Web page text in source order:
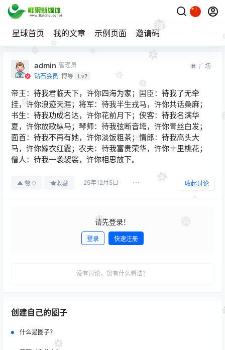
星球首页 我的文章 示例页面 邀请码
admin 管理员
钻石会员 博导 Lv7
广场
帝王：待我君临天下，许你四海为家；国臣：待我了无牵
挂，许你浪迹天涯；将军：待我半生戎马，许你共话桑麻；
书生：待我功成名达，许你花前月下；侠客：待我名满华
夏，许你放歌纵马；琴师：待我弦断音垮，许你青丝白发；
面首：待我不再有她，许你淡饭粗茶；情郎：待我高头大
马，许你嫁衣红霞；农夫：待我富贵荣华，许你十里桃花；
僧人：待我一袭袈裟，许你相思放下。
赞 0 收藏 25年12月5日 收起讨论
请先登录！
登录 快速注册
没有讨论，您有什么看法？
创建自己的圈子
什么是圈子？